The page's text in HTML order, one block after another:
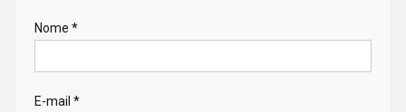
Nome *
E-mail *